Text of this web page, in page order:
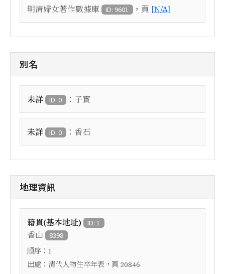
明清婦女著作數據庫 ID: 9601 ，頁 [N/A]
別名
未詳 ID: 0 ： 子實
未詳 ID: 0 ： 香石
地理資訊
籍貫(基本地址) ID: 1
香山 8398
順序： 1
出處： 清代人物生卒年表 ，頁 20846